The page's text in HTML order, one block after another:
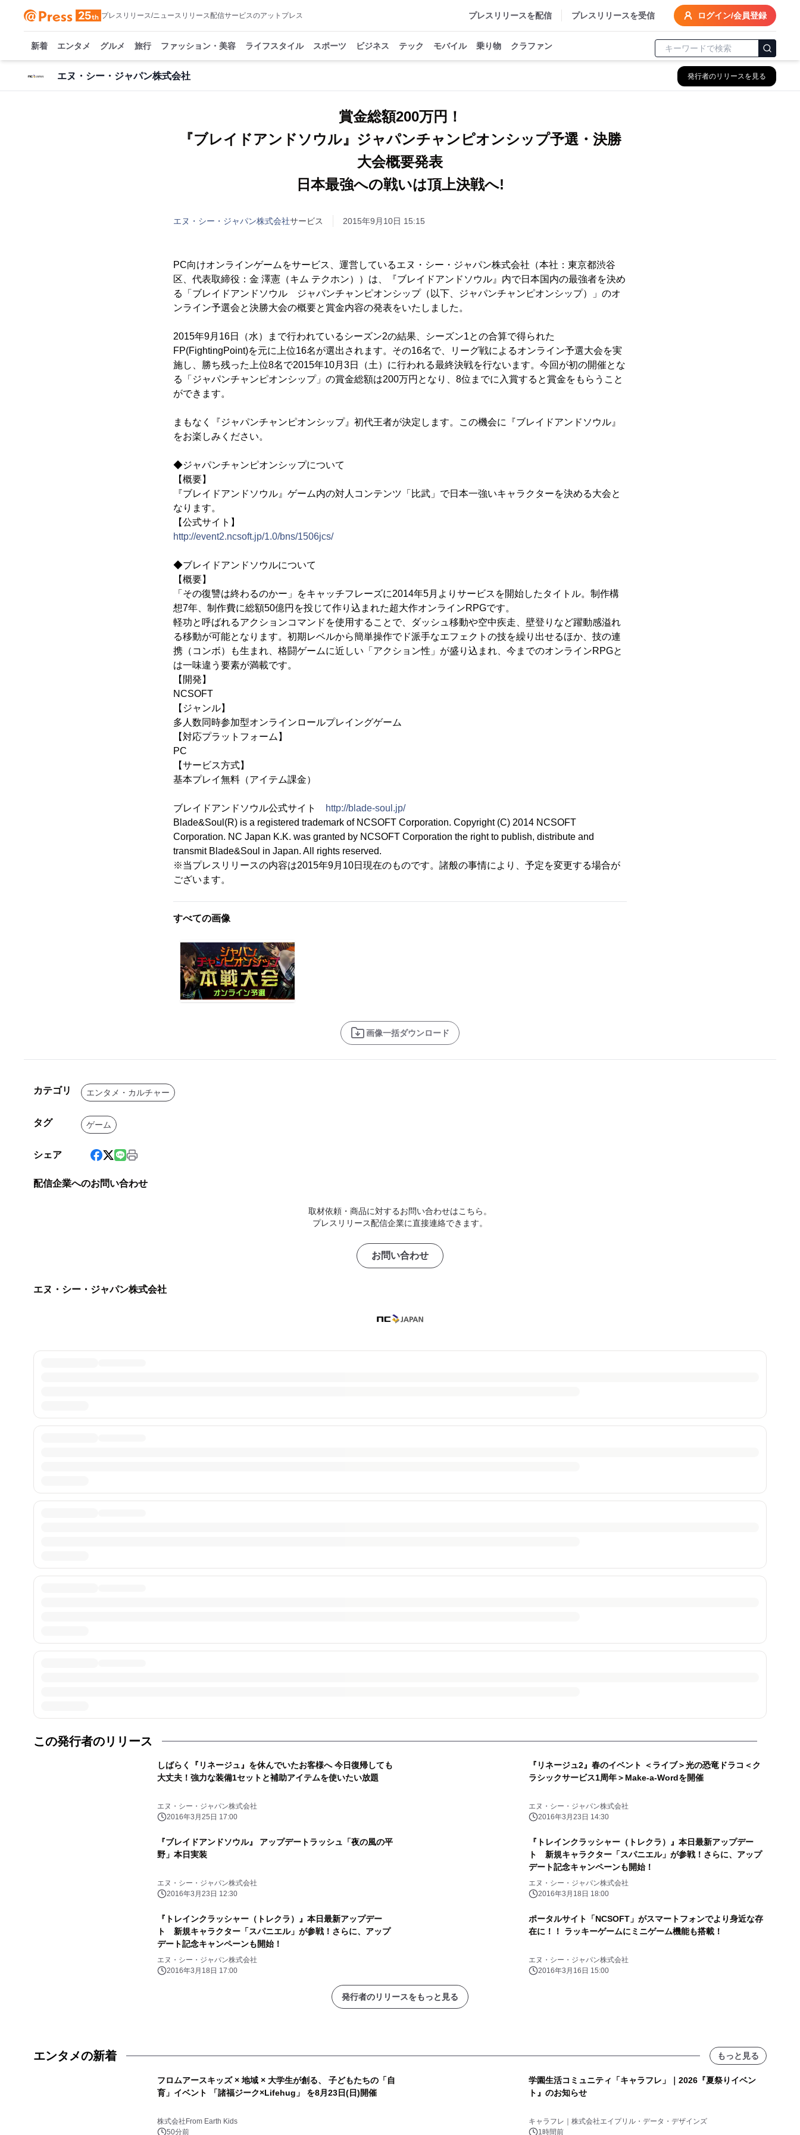
プレスリリース/ニュースリリース配信サービスのアットプレス プレスリリースを配信 プレスリリースを受信 ログイン/会員登録
新着 エンタメ グルメ 旅行 ファッション・美容 ライフスタイル スポーツ ビジネス テック モバイル 乗り物 クラファン
エヌ・シー・ジャパン株式会社 発行者のリリースを見る
賞金総額200万円！
『ブレイドアンドソウル』ジャパンチャンピオンシップ予選・決勝
大会概要発表
日本最強への戦いは頂上決戦へ!
エヌ・シー・ジャパン株式会社サービス 2015年9月10日 15:15
PC向けオンラインゲームをサービス、運営しているエヌ・シー・ジャパン株式会社（本社：東京都渋谷
区、代表取締役：金 澤憲（キム テクホン））は、『ブレイドアンドソウル』内で日本国内の最強者を決め
る「ブレイドアンドソウル ジャパンチャンピオンシップ（以下、ジャパンチャンピオンシップ）」のオ
ンライン予選会と決勝大会の概要と賞金内容の発表をいたしました。
2015年9月16日（水）まで行われているシーズン2の結果、シーズン1との合算で得られた
FP(FightingPoint)を元に上位16名が選出されます。その16名で、リーグ戦によるオンライン予選大会を実
施し、勝ち残った上位8名で2015年10月3日（土）に行われる最終決戦を行ないます。今回が初の開催とな
る「ジャパンチャンピオンシップ」の賞金総額は200万円となり、8位までに入賞すると賞金をもらうこと
ができます。
まもなく『ジャパンチャンピオンシップ』初代王者が決定します。この機会に『ブレイドアンドソウル』
をお楽しみください。
◆ジャパンチャンピオンシップについて
【概要】
『ブレイドアンドソウル』ゲーム内の対人コンテンツ「比武」で日本一強いキャラクターを決める大会と
なります。
【公式サイト】
http://event2.ncsoft.jp/1.0/bns/1506jcs/
◆ブレイドアンドソウルについて
【概要】
「その復讐は終わるのかー」をキャッチフレーズに2014年5月よりサービスを開始したタイトル。制作構
想7年、制作費に総額50億円を投じて作り込まれた超大作オンラインRPGです。
軽功と呼ばれるアクションコマンドを使用することで、ダッシュ移動や空中疾走、壁登りなど躍動感溢れ
る移動が可能となります。初期レベルから簡単操作でド派手なエフェクトの技を繰り出せるほか、技の連
携（コンボ）も生まれ、格闘ゲームに近しい「アクション性」が盛り込まれ、今までのオンラインRPGと
は一味違う要素が満載です。
【開発】
NCSOFT
【ジャンル】
多人数同時参加型オンラインロールプレイングゲーム
【対応プラットフォーム】
PC
【サービス方式】
基本プレイ無料（アイテム課金）
ブレイドアンドソウル公式サイト
http://blade-soul.jp/
Blade&Soul(R) is a registered trademark of NCSOFT Corporation. Copyright (C) 2014 NCSOFT
Corporation. NC Japan K.K. was granted by NCSOFT Corporation the right to publish, distribute and
transmit Blade&Soul in Japan. All rights reserved.
※当プレスリリースの内容は2015年9月10日現在のものです。諸般の事情により、予定を変更する場合が
ございます。
すべての画像
画像一括ダウンロード
カテゴリ エンタメ・カルチャー
タグ ゲーム
シェア
配信企業へのお問い合わせ
取材依頼・商品に対するお問い合わせはこちら。
プレスリリース配信企業に直接連絡できます。
お問い合わせ
エヌ・シー・ジャパン株式会社
この発行者のリリース
しばらく『リネージュ』を休んでいたお客様へ 今日復帰しても
大丈夫！強力な装備1セットと補助アイテムを使いたい放題
エヌ・シー・ジャパン株式会社
2016年3月25日 17:00
『リネージュ2』春のイベント ＜ライブ＞光の恐竜ドラコ＜ク
ラシックサービス1周年＞Make-a-Wordを開催
エヌ・シー・ジャパン株式会社
2016年3月23日 14:30
『ブレイドアンドソウル』 アップデートラッシュ「夜の風の平
野」本日実装
エヌ・シー・ジャパン株式会社
2016年3月23日 12:30
『トレインクラッシャー（トレクラ）』本日最新アップデー
ト 新規キャラクター「スパニエル」が参戦！さらに、アップ
デート記念キャンペーンも開始！
エヌ・シー・ジャパン株式会社
2016年3月18日 18:00
『トレインクラッシャー（トレクラ）』本日最新アップデー
ト 新規キャラクター「スパニエル」が参戦！さらに、アップ
デート記念キャンペーンも開始！
エヌ・シー・ジャパン株式会社
2016年3月18日 17:00
ポータルサイト「NCSOFT」がスマートフォンでより身近な存
在に！！ ラッキーゲームにミニゲーム機能も搭載！
エヌ・シー・ジャパン株式会社
2016年3月16日 15:00
発行者のリリースをもっと見る
エンタメの新着 もっと見る
フロムアースキッズ × 地域 × 大学生が創る、 子どもたちの「自
育」イベント 「諸福ジーク×Lifehug」 を8月23日(日)開催
株式会社From Earth Kids
50分前
学園生活コミュニティ「キャラフレ」｜2026『夏祭りイベン
ト』のお知らせ
キャラフレ｜株式会社エイプリル・データ・デザインズ
1時間前